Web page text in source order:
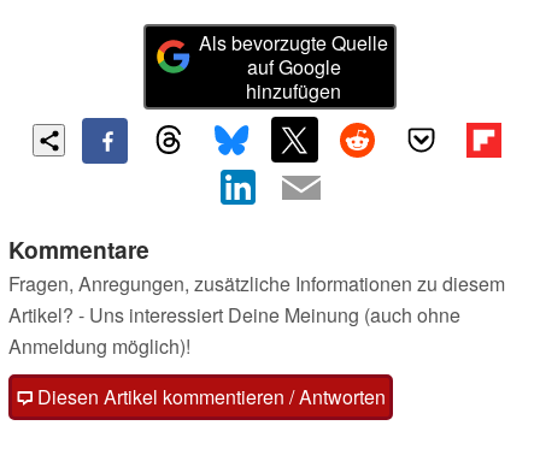
Als bevorzugte Quelle
auf Google
hinzufügen
Kommentare
Fragen, Anregungen, zusätzliche Informationen zu diesem
Artikel? - Uns interessiert Deine Meinung (auch ohne
Anmeldung möglich)!
Diesen Artikel kommentieren / Antworten